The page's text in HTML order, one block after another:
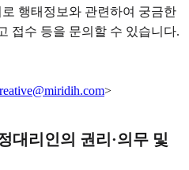
행태정보와 관련하여 궁금한
접수 등을 문의할 수 있습니다.
>
대리인의 권리·의무 및